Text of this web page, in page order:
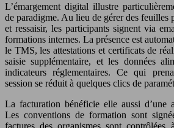
L’émargement digital illustre
de paradigme. Au lieu de gérer des feuilles
et ressaisir, les participants signent via
formations internes. La présence est
le TMS, les attestations et certificats de
saisie supplémentaire, et les données
indicateurs réglementaires. Ce qui
session se réduit à quelques clics de
La facturation bénéficie elle aussi d’une
Les conventions de formation sont
factures des organismes sont contrôlées